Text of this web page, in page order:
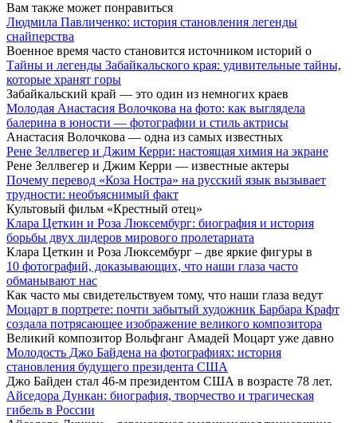
Вам также может понравиться
Людмила Павличенко: история становления легенды
снайперства
Военное время часто становится источником историй о
Тайны и легенды Забайкальского края: удивительные тайны,
которые хранят горы
Забайкальский край — это один из немногих краев
Молодая Анастасия Волочкова на фото: как выглядела
балерина в юности — фотографии и стиль актрисы
Анастасия Волочкова — одна из самых известных
Рене Зеллвегер и Джим Керри: настоящая химия на экране
Рене Зеллвегер и Джим Керри — известные актеры
Почему перевод «Коза Ностра» на русский язык вызывает
трудности: необъяснимый факт
Культовый фильм «Крестный отец»
Клара Цеткин и Роза Люксембург: биография и история
борьбы двух лидеров мирового пролетариата
Клара Цеткин и Роза Люксембург – две яркие фигуры в
10 фотографий, доказывающих, что наши глаза часто
обманывают нас
Как часто мы свидетельствуем тому, что наши глаза ведут
Моцарт в портрете: почти забытый художник Барбара Крафт
создала потрясающее изображение великого композитора
Великий композитор Вольфганг Амадей Моцарт уже давно
Молодость Джо Байдена на фотографиях: история
становления будущего президента США
Джо Байден стал 46-м президентом США в возрасте 78 лет.
Айседора Дункан: биография, творчество и трагическая
гибель в России